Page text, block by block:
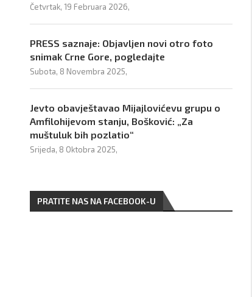
Četvrtak, 19 Februara 2026,
PRESS saznaje: Objavljen novi otro foto
snimak Crne Gore, pogledajte
Subota, 8 Novembra 2025,
Jevto obavještavao Mijajlovićevu grupu o
Amfilohijevom stanju, Bošković: „Za
muštuluk bih pozlatio“
Srijeda, 8 Oktobra 2025,
PRATITE NAS NA FACEBOOK-U